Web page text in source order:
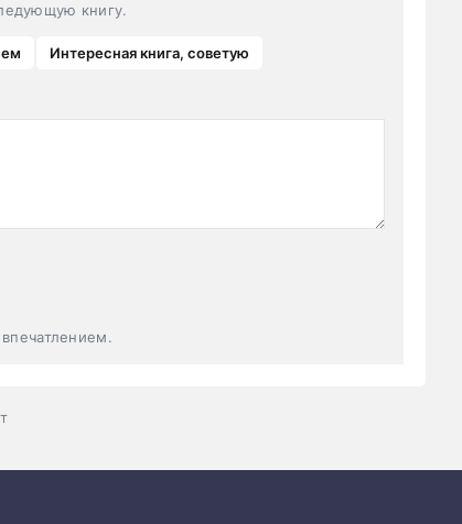
книгу.
Интересная книга, советую